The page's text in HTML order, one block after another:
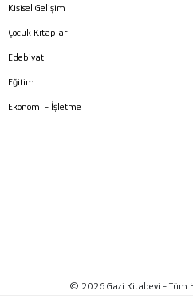
Kişisel Gelişim
Çocuk Kitapları
Edebiyat
Eğitim
Ekonomi - İşletme
© 2026 Gazi Kitabevi - Tüm